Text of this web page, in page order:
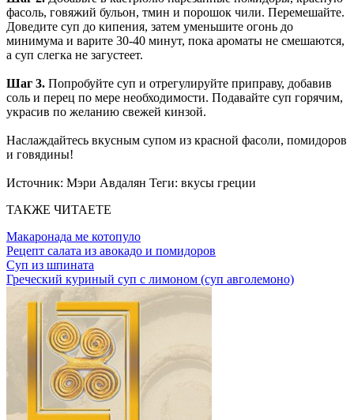
фасоль, говяжий бульон, тмин и порошок чили. Перемешайте.
Доведите суп до кипения, затем уменьшите огонь до
минимума и варите 30-40 минут, пока ароматы не смешаются,
а суп слегка не загустеет.
Шаг 3. Попробуйте суп и отрегулируйте приправу, добавив
соль и перец по мере необходимости. Подавайте суп горячим,
украсив по желанию свежей кинзой.
Наслаждайтесь вкусным супом из красной фасоли, помидоров
и говядины!
Источник: Мэри Авдалян Теги: вкусы греции
ТАКЖЕ ЧИТАЕТЕ
Макаронада ме котопуло
Рецепт салата из авокадо и помидоров
Суп из шпината
Греческий куриный суп с лимоном (суп авголемоно)